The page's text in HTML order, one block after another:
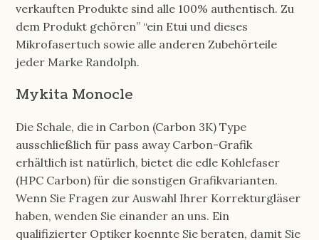
verkauften Produkte sind alle 100% authentisch. Zu
dem Produkt gehören” “ein Etui und dieses
Mikrofasertuch sowie alle anderen Zubehörteile
jeder Marke Randolph.
Mykita Monocle
Die Schale, die in Carbon (Carbon 3K) Type
ausschließlich für pass away Carbon-Grafik
erhältlich ist natürlich, bietet die edle Kohlefaser
(HPC Carbon) für die sonstigen Grafikvarianten.
Wenn Sie Fragen zur Auswahl Ihrer Korrekturgläser
haben, wenden Sie einander an uns. Ein
qualifizierter Optiker koennte Sie beraten, damit Sie